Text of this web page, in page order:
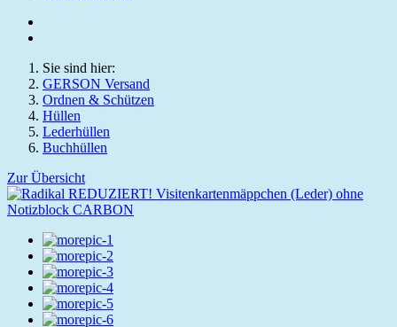
Sie sind hier:
GERSON Versand
Ordnen & Schützen
Hüllen
Lederhüllen
Buchhüllen
Zur Übersicht